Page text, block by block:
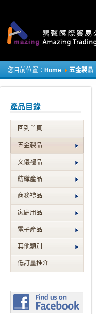
您目前位置： Home 五金製品
產品目錄
回到首頁
五金製品
文儀禮品
紡織產品
商務禮品
家庭用品
電子產品
其他類別
低訂量推介